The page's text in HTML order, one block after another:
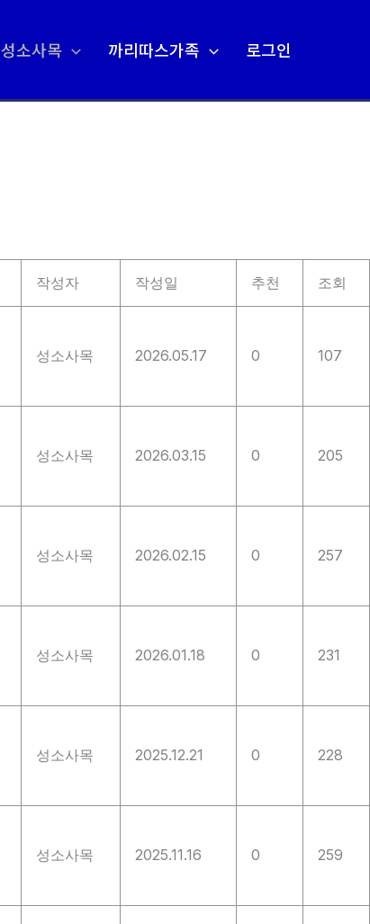
성소사목 까리따스가족 로그인
작성자 작성일 추천 조회
성소사목 2026.05.17 0 107
성소사목 2026.03.15 0 205
성소사목 2026.02.15 0 257
성소사목 2026.01.18 0 231
성소사목 2025.12.21 0 228
성소사목 2025.11.16 0 259